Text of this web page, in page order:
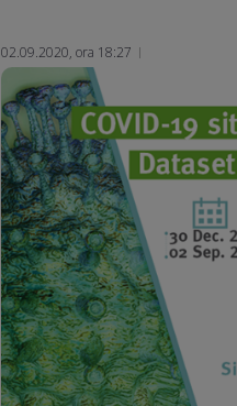
02.09.2020, ora 18:27